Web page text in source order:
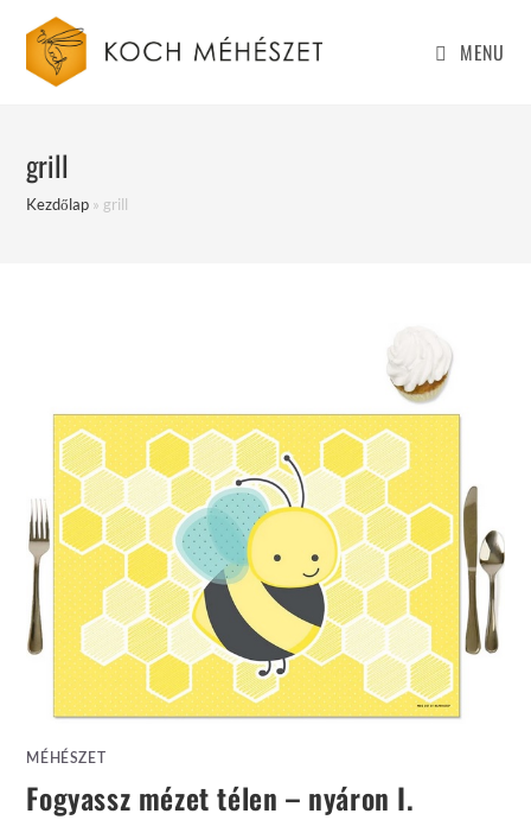
content
MENU
grill
Kezdőlap » grill
MÉHÉSZET
Fogyassz mézet télen – nyáron I.